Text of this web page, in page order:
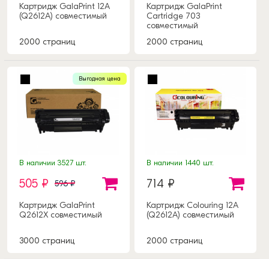
Картридж GalaPrint 12A
(Q2612A) совместимый
2000 страниц
Картридж GalaPrint
Cartridge 703
совместимый
2000 страниц
Выгодная цена
В наличии 3527 шт.
505 ₽ 596 ₽
Картридж GalaPrint
Q2612X совместимый
3000 страниц
В наличии 1440 шт.
714 ₽
Картридж Colouring 12A
(Q2612A) совместимый
2000 страниц